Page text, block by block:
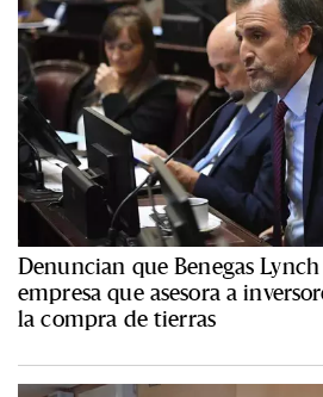
Denuncian que Benegas
empresa que asesora a
la compra de tierras